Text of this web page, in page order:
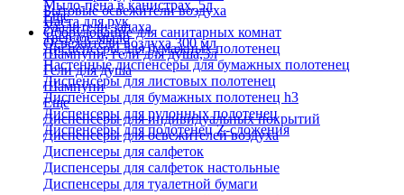
Мыло-пена в канистрах, 5л
Паста для рук
Твердое мыло
Шампуни, гели для душа,5л
Гели для душа
Шампуни
Бытовые освежители воздуха
Удалители запаха
Освежители воздуха 300 мл
Еще
Оборудование для санитарных комнат
Диспенсеры для бумажных полотенец
Настенные диспенсеры для бумажных полотенец
Диспенсеры для листовых полотенец
Диспенсеры для бумажных полотенец h3
Диспенсеры для рулонных полотенец
Диспенсеры для полотенец Z-сложения
Еще
Диспенсеры для индивидуальных покрытий
Диспенсеры для освежителей воздуха
Диспенсеры для салфеток
Диспенсеры для салфеток настольные
Диспенсеры для туалетной бумаги